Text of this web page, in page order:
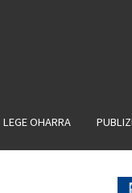
LEGE OHARRA